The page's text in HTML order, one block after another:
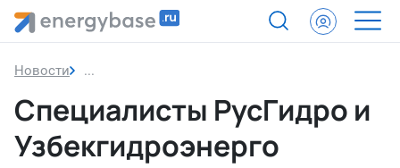
Новости Специалисты РусГидро и Узбекгидроэнерго
Специалисты РусГидро и
Узбекгидроэнерго